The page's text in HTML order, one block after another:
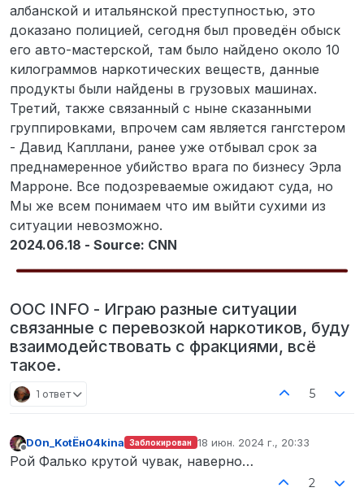
албанской и итальянской преступностью, это
доказано полицией, сегодня был проведён обыск
его авто-мастерской, там было найдено около 10
килограммов наркотических веществ, данные
продукты были найдены в грузовых машинах.
Третий, также связанный с ныне сказанными
группировками, впрочем сам является гангстером
- Давид Капллани, ранее уже отбывал срок за
преднамеренное убийство врага по бизнесу Эрла
Марроне. Все подозреваемые ожидают суда, но
Мы же всем понимаем что им выйти сухими из
ситуации невозможно.
2024.06.18 - Source: CNN
OOC INFO - Играю разные ситуации
связанные с перевозкой наркотиков, буду
взаимодействовать с фракциями, всё
такое.
1 ответ 5
Не в сети
D0n_KotЁн04kina Заблокирован 18 июн. 2024 г., 20:33
отредактировано
Рой Фалько крутой чувак, наверно…
2